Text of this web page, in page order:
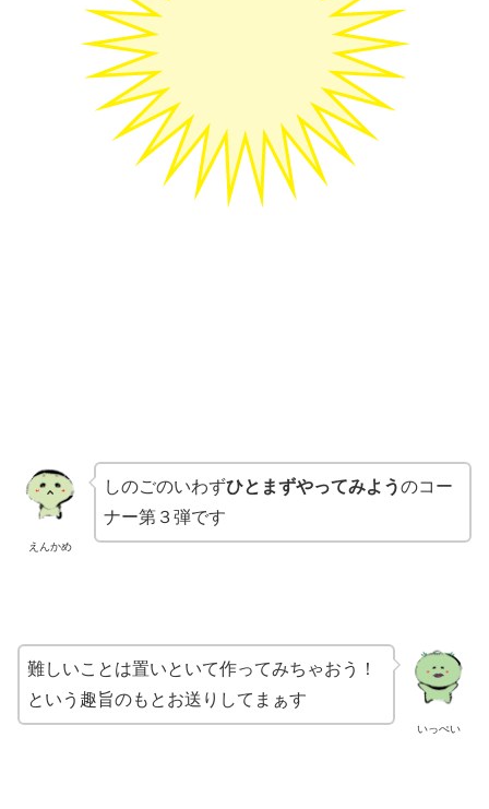
えんかめ
しのごのいわずひとまずやってみようのコー
ナー第３弾です
いっぺい
難しいことは置いといて作ってみちゃおう！
という趣旨のもとお送りしてまぁす